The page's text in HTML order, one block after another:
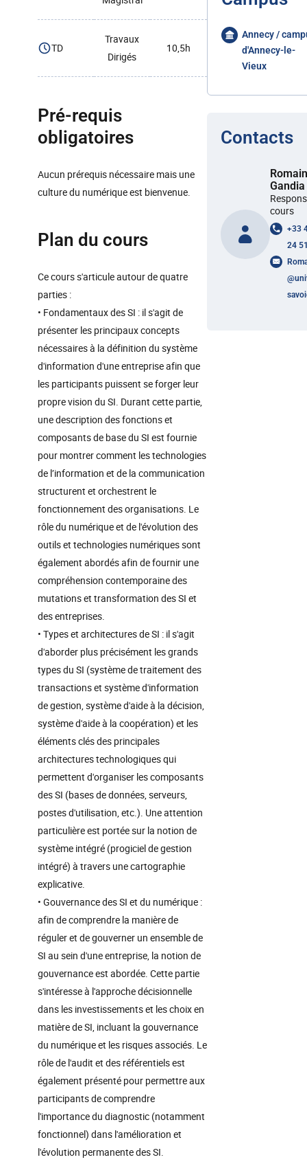
TD
Travaux
Dirigés
10,5h
Pré-requis
obligatoires
Aucun prérequis nécessaire mais une
culture du numérique est bienvenue.
Plan du cours
Ce cours s'articule autour de quatre
parties :
• Fondamentaux des SI : il s'agit de
présenter les principaux concepts
nécessaires à la définition du système
d'information d'une entreprise afin que
les participants puissent se forger leur
propre vision du SI. Durant cette partie,
une description des fonctions et
composants de base du SI est fournie
pour montrer comment les technologies
de l’information et de la communication
structurent et orchestrent le
fonctionnement des organisations. Le
rôle du numérique et de l'évolution des
outils et technologies numériques sont
également abordés afin de fournir une
compréhension contemporaine des
mutations et transformation des SI et
des entreprises.
• Types et architectures de SI : il s'agit
d'aborder plus précisément les grands
types du SI (système de traitement des
transactions et système d'information
de gestion, système d'aide à la décision,
système d'aide à la coopération) et les
éléments clés des principales
architectures technologiques qui
permettent d'organiser les composants
des SI (bases de données, serveurs,
postes d'utilisation, etc.). Une attention
particulière est portée sur la notion de
système intégré (progiciel de gestion
intégré) à travers une cartographie
explicative.
• Gouvernance des SI et du numérique :
afin de comprendre la manière de
réguler et de gouverner un ensemble de
SI au sein d'une entreprise, la notion de
gouvernance est abordée. Cette partie
s'intéresse à l'approche décisionnelle
dans les investissements et les choix en
matière de SI, incluant la gouvernance
du numérique et les risques associés. Le
rôle de l'audit et des référentiels est
également présenté pour permettre aux
participants de comprendre
l'importance du diagnostic (notamment
fonctionnel) dans l'amélioration et
l'évolution permanente des SI.
Annecy /
d'Annecy-le-
Vieux
Contacts
Romain
Gandia
cours
+33
24
@